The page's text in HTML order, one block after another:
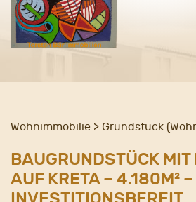
Wohnimmobilie > Grundstück
BAUGRUNDSTÜCK MIT
AUF KRETA – 4.180M² –